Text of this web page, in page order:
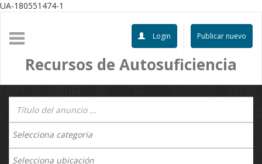
UA-180551474-1
Publicar nuevo
Login
Recursos de Autosuficiencia